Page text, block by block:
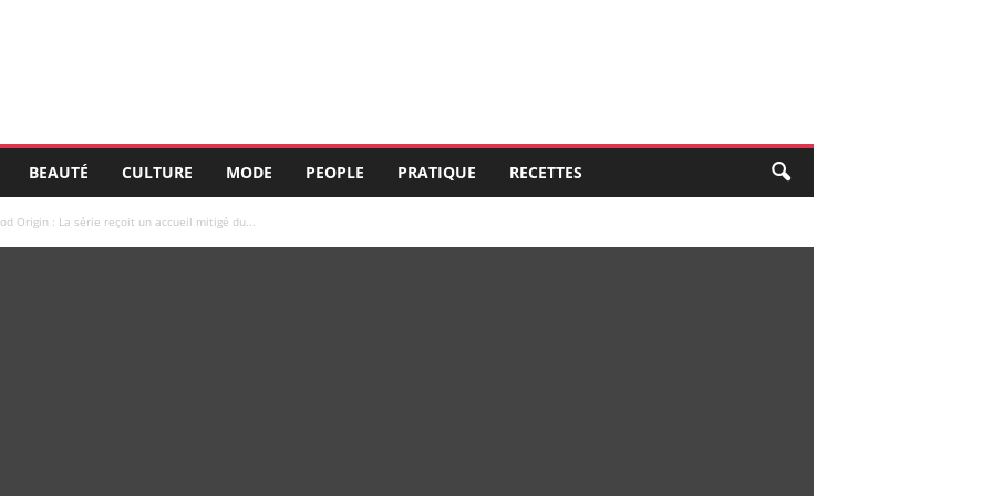
BEAUTÉ CULTURE MODE PEOPLE PRATIQUE RECETTES
Origin : La série reçoit un accueil mitigé du...